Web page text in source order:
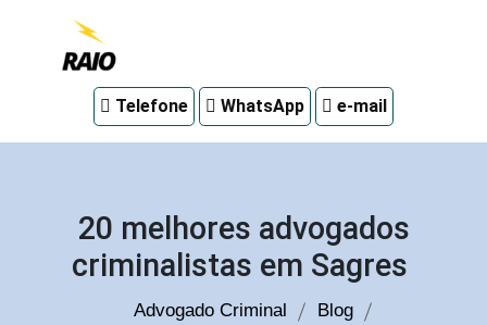
em
Telefone WhatsApp e-mail
20 melhores advogados
criminalistas em Sagres
Advogado Criminal
Blog